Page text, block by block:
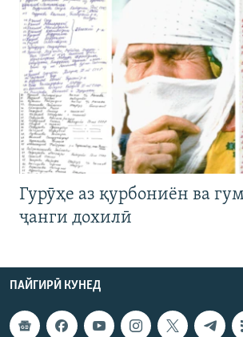
Гурӯҳе аз қурбониён ва
ҷанги дохилӣ
ПАЙГИРӢ КУНЕД